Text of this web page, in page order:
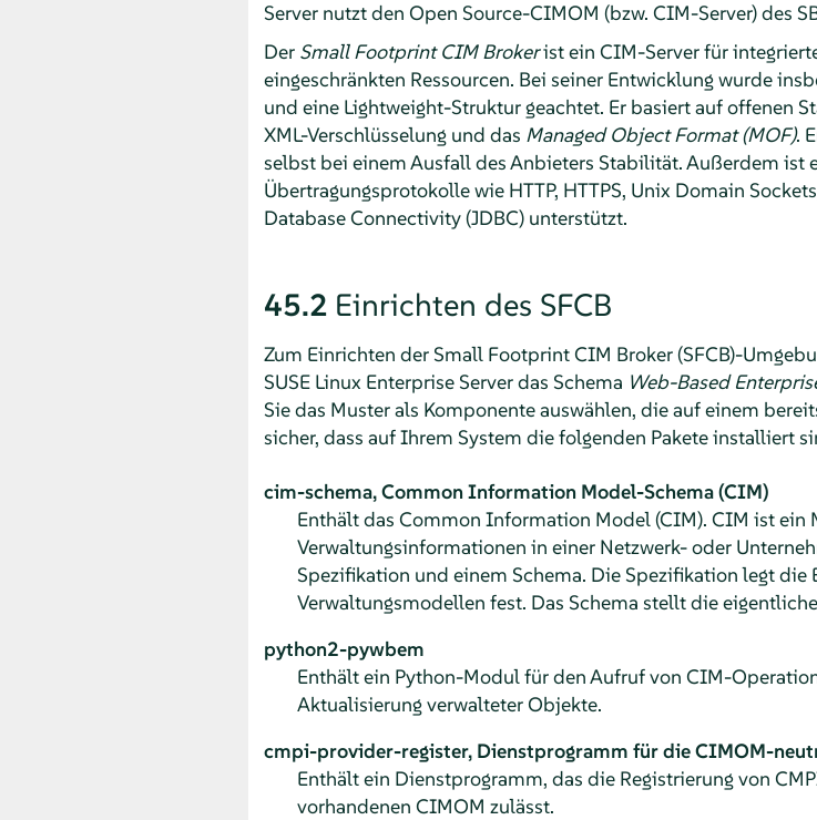
Server nutzt den Open Source-CIMOM (bzw. CIM-Server) des
Der Small Footprint CIM Brokerist ein CIM-Server für
eingeschränkten Ressourcen. Bei seiner Entwicklung wurde
und eine Lightweight-Struktur geachtet. Er basiert auf offenen
XML-Verschlüsselung und das Managed Object Format (MOF).
selbst bei einem Ausfall des Anbieters Stabilität. Außerdem ist
Übertragungsprotokolle wie HTTP, HTTPS, Unix Domain
Database Connectivity (JDBC) unterstützt.
45.2 Einrichten des SFCB
Zum Einrichten der Small Footprint CIM Broker (SFCB)-
SUSE Linux Enterprise Server das Schema Web-Based
Sie das Muster als Komponente auswählen, die auf einem
sicher, dass auf Ihrem System die folgenden Pakete installiert
cim-schema, Common Information Model-Schema (CIM)
Enthält das Common Information Model (CIM). CIM ist ein
Verwaltungsinformationen in einer Netzwerk- oder
Spezifikation und einem Schema. Die Spezifikation legt
Verwaltungsmodellen fest. Das Schema stellt die
python2-pywbem
Enthält ein Python-Modul für den Aufruf von CIM-
Aktualisierung verwalteter Objekte.
cmpi-provider-register, Dienstprogramm für die CIMOM-
Enthält ein Dienstprogramm, das die Registrierung von
vorhandenen CIMOM zulässt.